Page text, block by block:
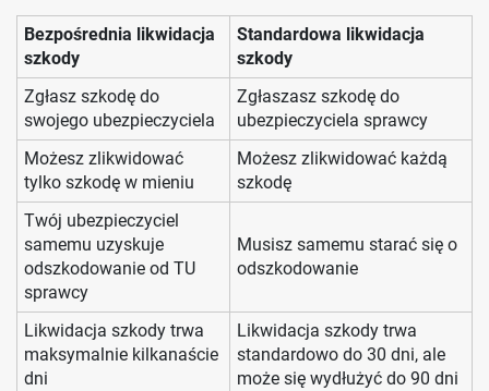
Bezpośrednia likwidacja
szkody
Standardowa likwidacja
szkody
Zgłasz szkodę do
swojego ubezpieczyciela
Zgłaszasz szkodę do
ubezpieczyciela sprawcy
Możesz zlikwidować
tylko szkodę w mieniu
Możesz zlikwidować każdą
szkodę
Twój ubezpieczyciel
samemu uzyskuje
odszkodowanie od TU
sprawcy
Musisz samemu starać się o
odszkodowanie
Likwidacja szkody trwa
maksymalnie kilkanaście
dni
Likwidacja szkody trwa
standardowo do 30 dni, ale
może się wydłużyć do 90 dni